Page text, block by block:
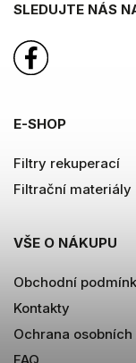
SLEDUJTE NÁS
E-SHOP
Filtry rekuperací
Filtrační materiály
VŠE O NÁKUPU
Obchodní
Kontakty
Ochrana osobních